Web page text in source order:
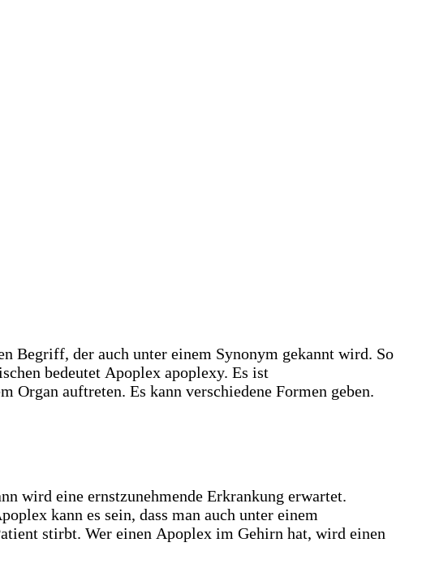
Begriff, der auch unter einem Synonym gekannt wird. So
bedeutet Apoplex apoplexy. Es ist
auftreten. Es kann verschiedene Formen geben.
wird eine ernstzunehmende Erkrankung erwartet.
kann es sein, dass man auch unter einem
stirbt. Wer einen Apoplex im Gehirn hat, wird einen